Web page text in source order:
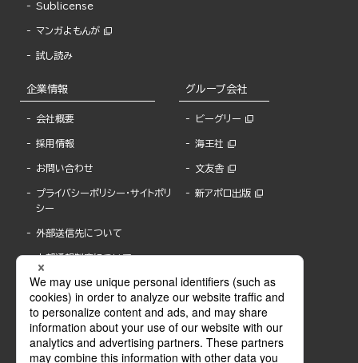
Sublicense
マンガよもんが
試し読み
企業情報
会社概要
採用情報
お問い合わせ
プライバシーポリシー・サイトポリ
シー
外部送信先について
内部通報制度について
グループ会社
ビーグリー
海王社
文友舎
新アポロ出版